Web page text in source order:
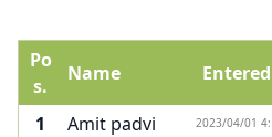
Po
s.
Name
1 Amit padvi 2023/04/01